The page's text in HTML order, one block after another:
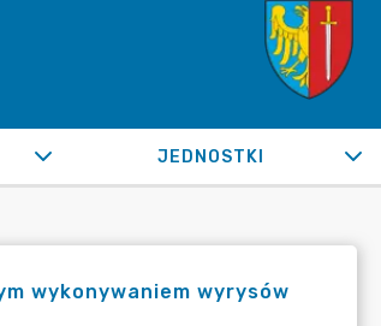
JEDNOSTKI
wykonywaniem wyrysów